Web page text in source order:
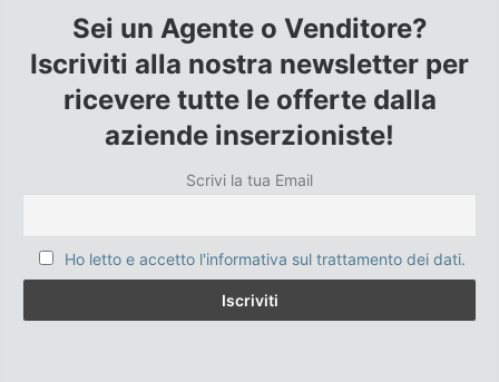
Sei un Agente o Venditore?
Iscriviti alla nostra newsletter per
ricevere tutte le offerte dalla
aziende inserzioniste!
Scrivi la tua Email
Ho letto e accetto l'informativa sul trattamento dei dati.